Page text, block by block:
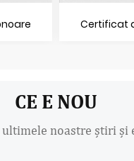
Certificat
CE E NOU
noastre știri și